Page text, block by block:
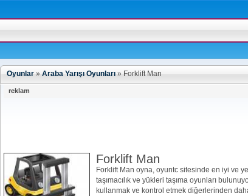
Oyunlar » Araba Yarışı Oyunları »Forklift Man
reklam
Forklift Man
Forklift Man oyna, oyuntc sitesinde en iyi ve
taşımacılık ve yükleri taşıma oyunları
kullanmak ve kontrol etmek diğerlerinden